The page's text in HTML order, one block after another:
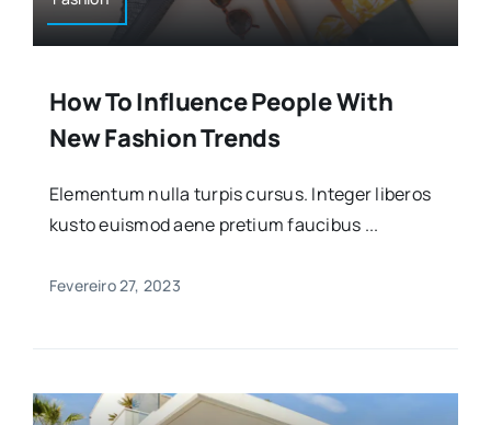
How To Influence People With
New Fashion Trends
Elementum nulla turpis cursus. Integer liberos
kusto euismod aene pretium faucibus ...
Fevereiro 27, 2023